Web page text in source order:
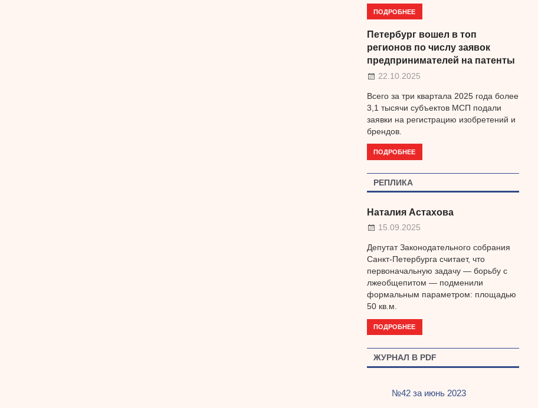
ПОДРОБНЕЕ
Петербург вошел в топ
регионов по числу заявок
предпринимателей на патенты
22.10.2025
Всего за три квартала 2025 года более
3,1 тысячи субъектов МСП подали
заявки на регистрацию изобретений и
брендов.
ПОДРОБНЕЕ
РЕПЛИКА
Наталия Астахова
15.09.2025
Депутат Законодательного собрания
Санкт-Петербурга считает, что
первоначальную задачу — борьбу с
лжеобщепитом — подменили
формальным параметром: площадью
50 кв.м.
ПОДРОБНЕЕ
ЖУРНАЛ В PDF
№42 за июнь 2023